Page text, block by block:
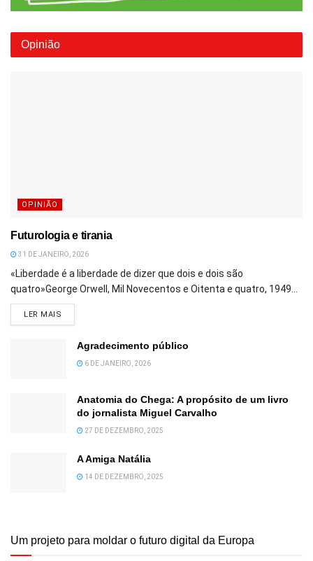
Opinião
OPINIÃO
Futurologia e tirania
31 DE JANEIRO, 2026
«Liberdade é a liberdade de dizer que dois e dois são
quatro»George Orwell, Mil Novecentos e Oitenta e quatro, 1949...
LER MAIS
Agradecimento público
6 DE JANEIRO, 2026
Anatomia do Chega: A propósito de um livro
do jornalista Miguel Carvalho
27 DE DEZEMBRO, 2025
A Amiga Natália
14 DE DEZEMBRO, 2025
Um projeto para moldar o futuro digital da Europa